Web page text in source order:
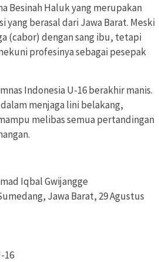
Besinah Haluk yang merupakan
yang berasal dari Jawa Barat. Meski
(cabor) dengan sang ibu, tetapi
profesinya sebagai pesepak
Indonesia U-16 berakhir manis.
menjaga lini belakang,
melibas semua pertandingan
Iqbal Gwijangge
Jawa Barat, 29 Agustus
16